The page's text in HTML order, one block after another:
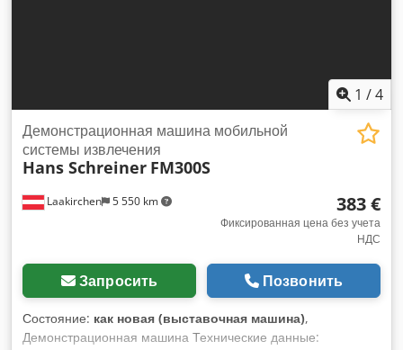
1 /4
Laakirchen 5 550 km
Демонстрационная машина мобильной
системы извлечения
Hans Schreiner FM300S
383 €
Фиксированная цена без учета
НДС
Запросить Позвонить
Состояние: как новая (выставочная машина),
Демонстрационная машина Технические данные: